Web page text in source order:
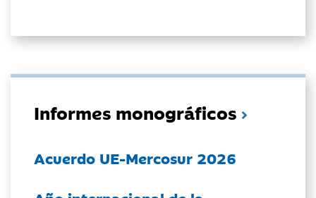
Informes monográficos
Acuerdo UE-Mercosur 2026